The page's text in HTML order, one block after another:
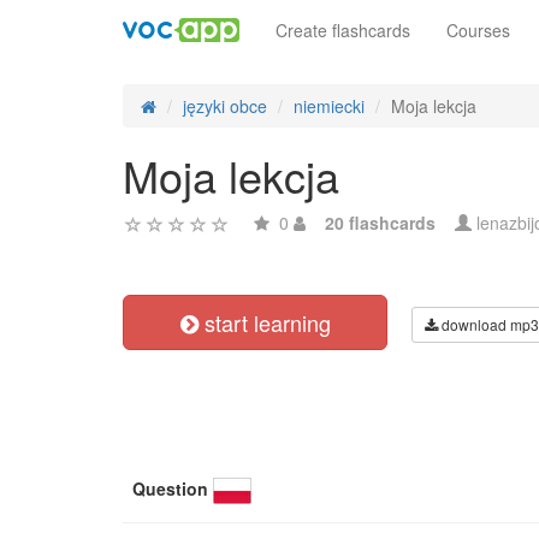
Create flashcards Courses
języki obce niemiecki Moja lekcja
Moja lekcja
0 20 flashcards
start learning download mp3
Question